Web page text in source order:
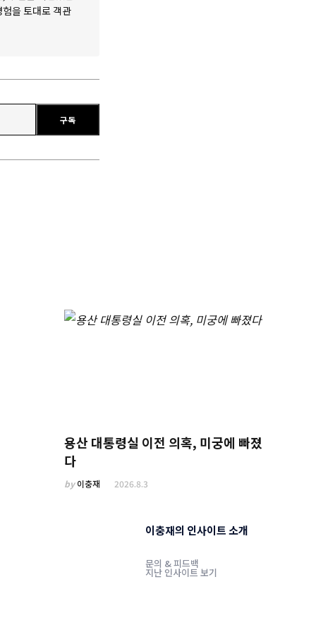
을 토대로 객관
구독
용산 대통령실 이전 의혹, 미궁에 빠졌
다
by이충재 2026.8.3
이충재의 인사이트 소개
문의 & 피드백
지난 인사이트 보기